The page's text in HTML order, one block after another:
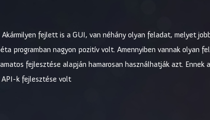
fejlett is a GUI, van néhány olyan feladat, melyet
programban nagyon pozitív volt. Amennyiben vannak olyan
fejlesztése alapján hamarosan használhatják azt. Ennek
API-k fejlesztése volt